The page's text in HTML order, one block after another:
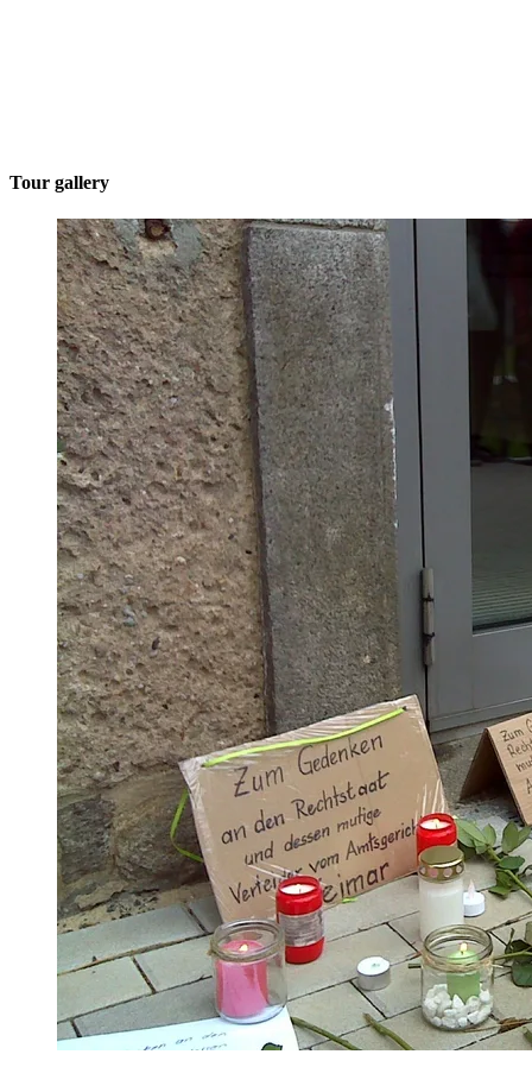
Tour gallery